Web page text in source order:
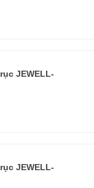
JEWELL-
JEWELL-